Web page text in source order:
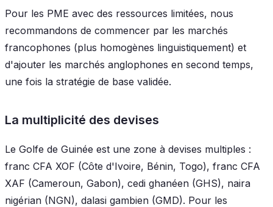
Pour les PME avec des ressources limitées, nous
recommandons de commencer par les marchés
francophones (plus homogènes linguistiquement) et
d'ajouter les marchés anglophones en second temps,
une fois la stratégie de base validée.
La multiplicité des devises
Le Golfe de Guinée est une zone à devises multiples :
franc CFA XOF (Côte d'Ivoire, Bénin, Togo), franc CFA
XAF (Cameroun, Gabon), cedi ghanéen (GHS), naira
nigérian (NGN), dalasi gambien (GMD). Pour les